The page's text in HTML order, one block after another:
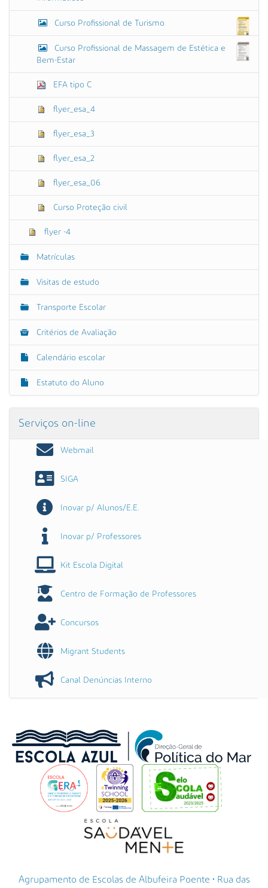
Curso Profissional de Turismo
Curso Profissional de Massagem de Estética e
Bem-Estar
EFA tipo C
flyer_esa_4
flyer_esa_3
flyer_esa_2
flyer_esa_06
Curso Proteção civil
flyer -4
Matrículas
Visitas de estudo
Transporte Escolar
Critérios de Avaliação
Calendário escolar
Estatuto do Aluno
Serviços on-line
Webmail
SIGA
Inovar p/ Alunos/E.E.
Inovar p/ Professores
Kit Escola Digital
Centro de Formação de Professores
Concursos
Migrant Students
Canal Denúncias Interno
Agrupamento de Escolas de Albufeira Poente • Rua das